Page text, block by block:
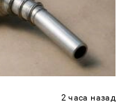
2 часа назад